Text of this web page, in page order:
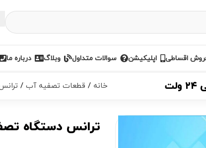
اقساطی اپلیکیشن سوالات متداول وبلاگ درباره ما
خانه قطعات تصفیه آب
ترانس دستگاه تصفیه